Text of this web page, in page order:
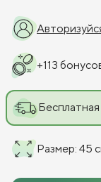
+113
Размер: 45